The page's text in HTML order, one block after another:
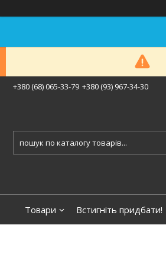
+380 (68) 065-33-79 +380 (93) 967-34-30
Товари Встигніть придбати!